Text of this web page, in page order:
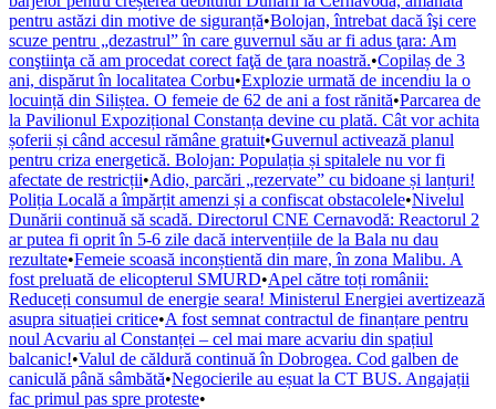
pentru astăzi din motive de siguranță•Bolojan, întrebat dacă îşi cere
scuze pentru „dezastrul” în care guvernul său ar fi adus ţara: Am
conştiinţa că am procedat corect faţă de ţara noastră.•Copilaș de 3
ani, dispărut în localitatea Corbu•Explozie urmată de incendiu la o
locuință din Siliștea. O femeie de 62 de ani a fost rănită•Parcarea de
la Pavilionul Expozițional Constanța devine cu plată. Cât vor achita
șoferii și când accesul rămâne gratuit•Guvernul activează planul
pentru criza energetică. Bolojan: Populația și spitalele nu vor fi
afectate de restricții•Adio, parcări „rezervate” cu bidoane și lanțuri!
Poliția Locală a împărțit amenzi și a confiscat obstacolele•Nivelul
Dunării continuă să scadă. Directorul CNE Cernavodă: Reactorul 2
ar putea fi oprit în 5-6 zile dacă intervențiile de la Bala nu dau
rezultate•Femeie scoasă inconștientă din mare, în zona Malibu. A
fost preluată de elicopterul SMURD•Apel către toți românii:
Reduceți consumul de energie seara! Ministerul Energiei avertizează
asupra situației critice•A fost semnat contractul de finanțare pentru
noul Acvariu al Constanței – cel mai mare acvariu din spațiul
balcanic!•Valul de căldură continuă în Dobrogea. Cod galben de
caniculă până sâmbătă•Negocierile au eșuat la CT BUS. Angajații
fac primul pas spre proteste•